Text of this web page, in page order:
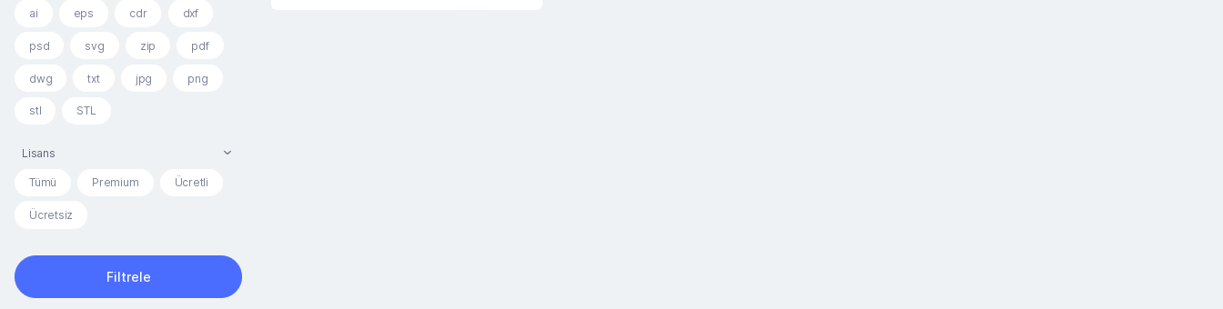
ai eps cdr dxf
psd svg zip pdf
dwg txt jpg png
stl STL
Lisans
Tümü Premium Ücretli
Ücretsiz
Filtrele